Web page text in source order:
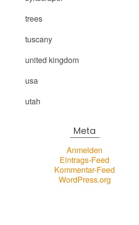
trees
tuscany
united kingdom
usa
utah
Meta
Anmelden
Eintrags-Feed
Kommentar-Feed
WordPress.org